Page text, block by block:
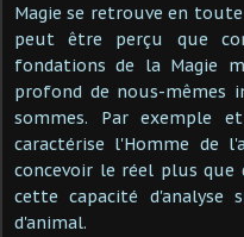
Magie se retrouve en
peut être perçu que
fondations de la Magie
profond de nous-mêmes
sommes. Par exemple
caractérise l'Homme de
concevoir le réel plus que
cette capacité
d'animal.